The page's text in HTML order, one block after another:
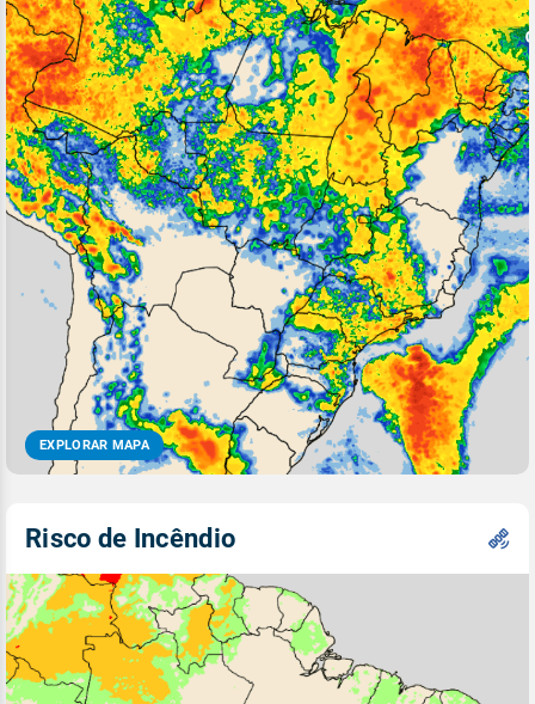
EXPLORAR MAPA
Risco de Incêndio